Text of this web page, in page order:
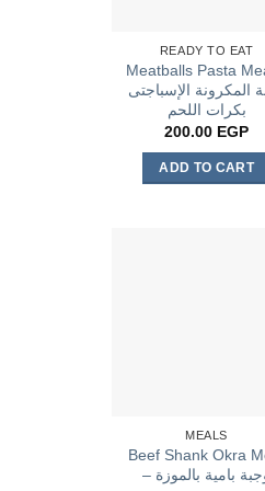
READY TO EAT
Meatballs Pasta
المكرونة الإسباجتى
بكرات اللحم
200.00 EGP
ADD TO CART
MEALS
Beef Shank Okra
وجبة بامية بالموزة